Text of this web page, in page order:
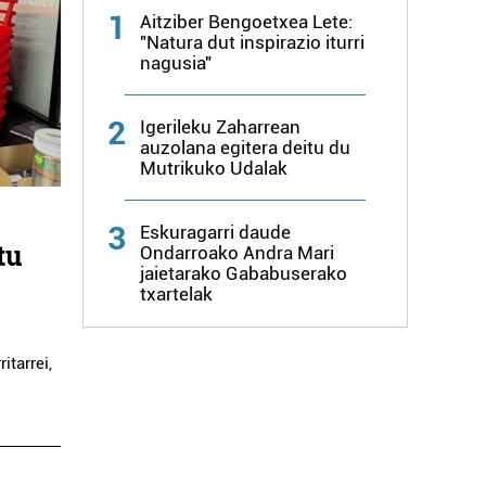
1
Aitziber Bengoetxea Lete:
"Natura dut inspirazio iturri
nagusia"
2
Igerileku Zaharrean
auzolana egitera deitu du
Mutrikuko Udalak
3
Eskuragarri daude
Ondarroako Andra Mari
jaietarako Gababuserako
txartelak